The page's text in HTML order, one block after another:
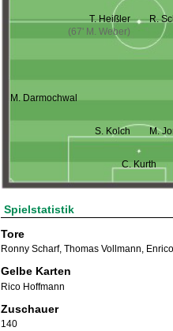
T. Heißler
(67' M. Weber)
R.
M. Darmochwal
S. Kolch M.
C. Kurth
Spielstatistik
Tore
Ronny Scharf, Thomas Vollmann,
Gelbe Karten
Rico Hoffmann
Zuschauer
140